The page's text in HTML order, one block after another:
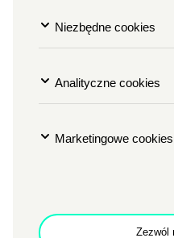
MIEJSCEPRZESTRZENIE CK ZAMEK
Godzina
g. 12
planowanej renowacji
Zachęcamy do obejrzenia
Niezbędne cookies
Analityczne cookies
Marketingowe cookies
Zezwól